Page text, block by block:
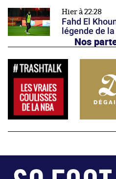
Hier à 22:28
Fahd El
légende de
Nos